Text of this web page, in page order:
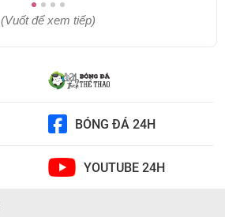
(Vuốt để xem tiếp)
BÓNG ĐÁ 24H
YOUTUBE 24H